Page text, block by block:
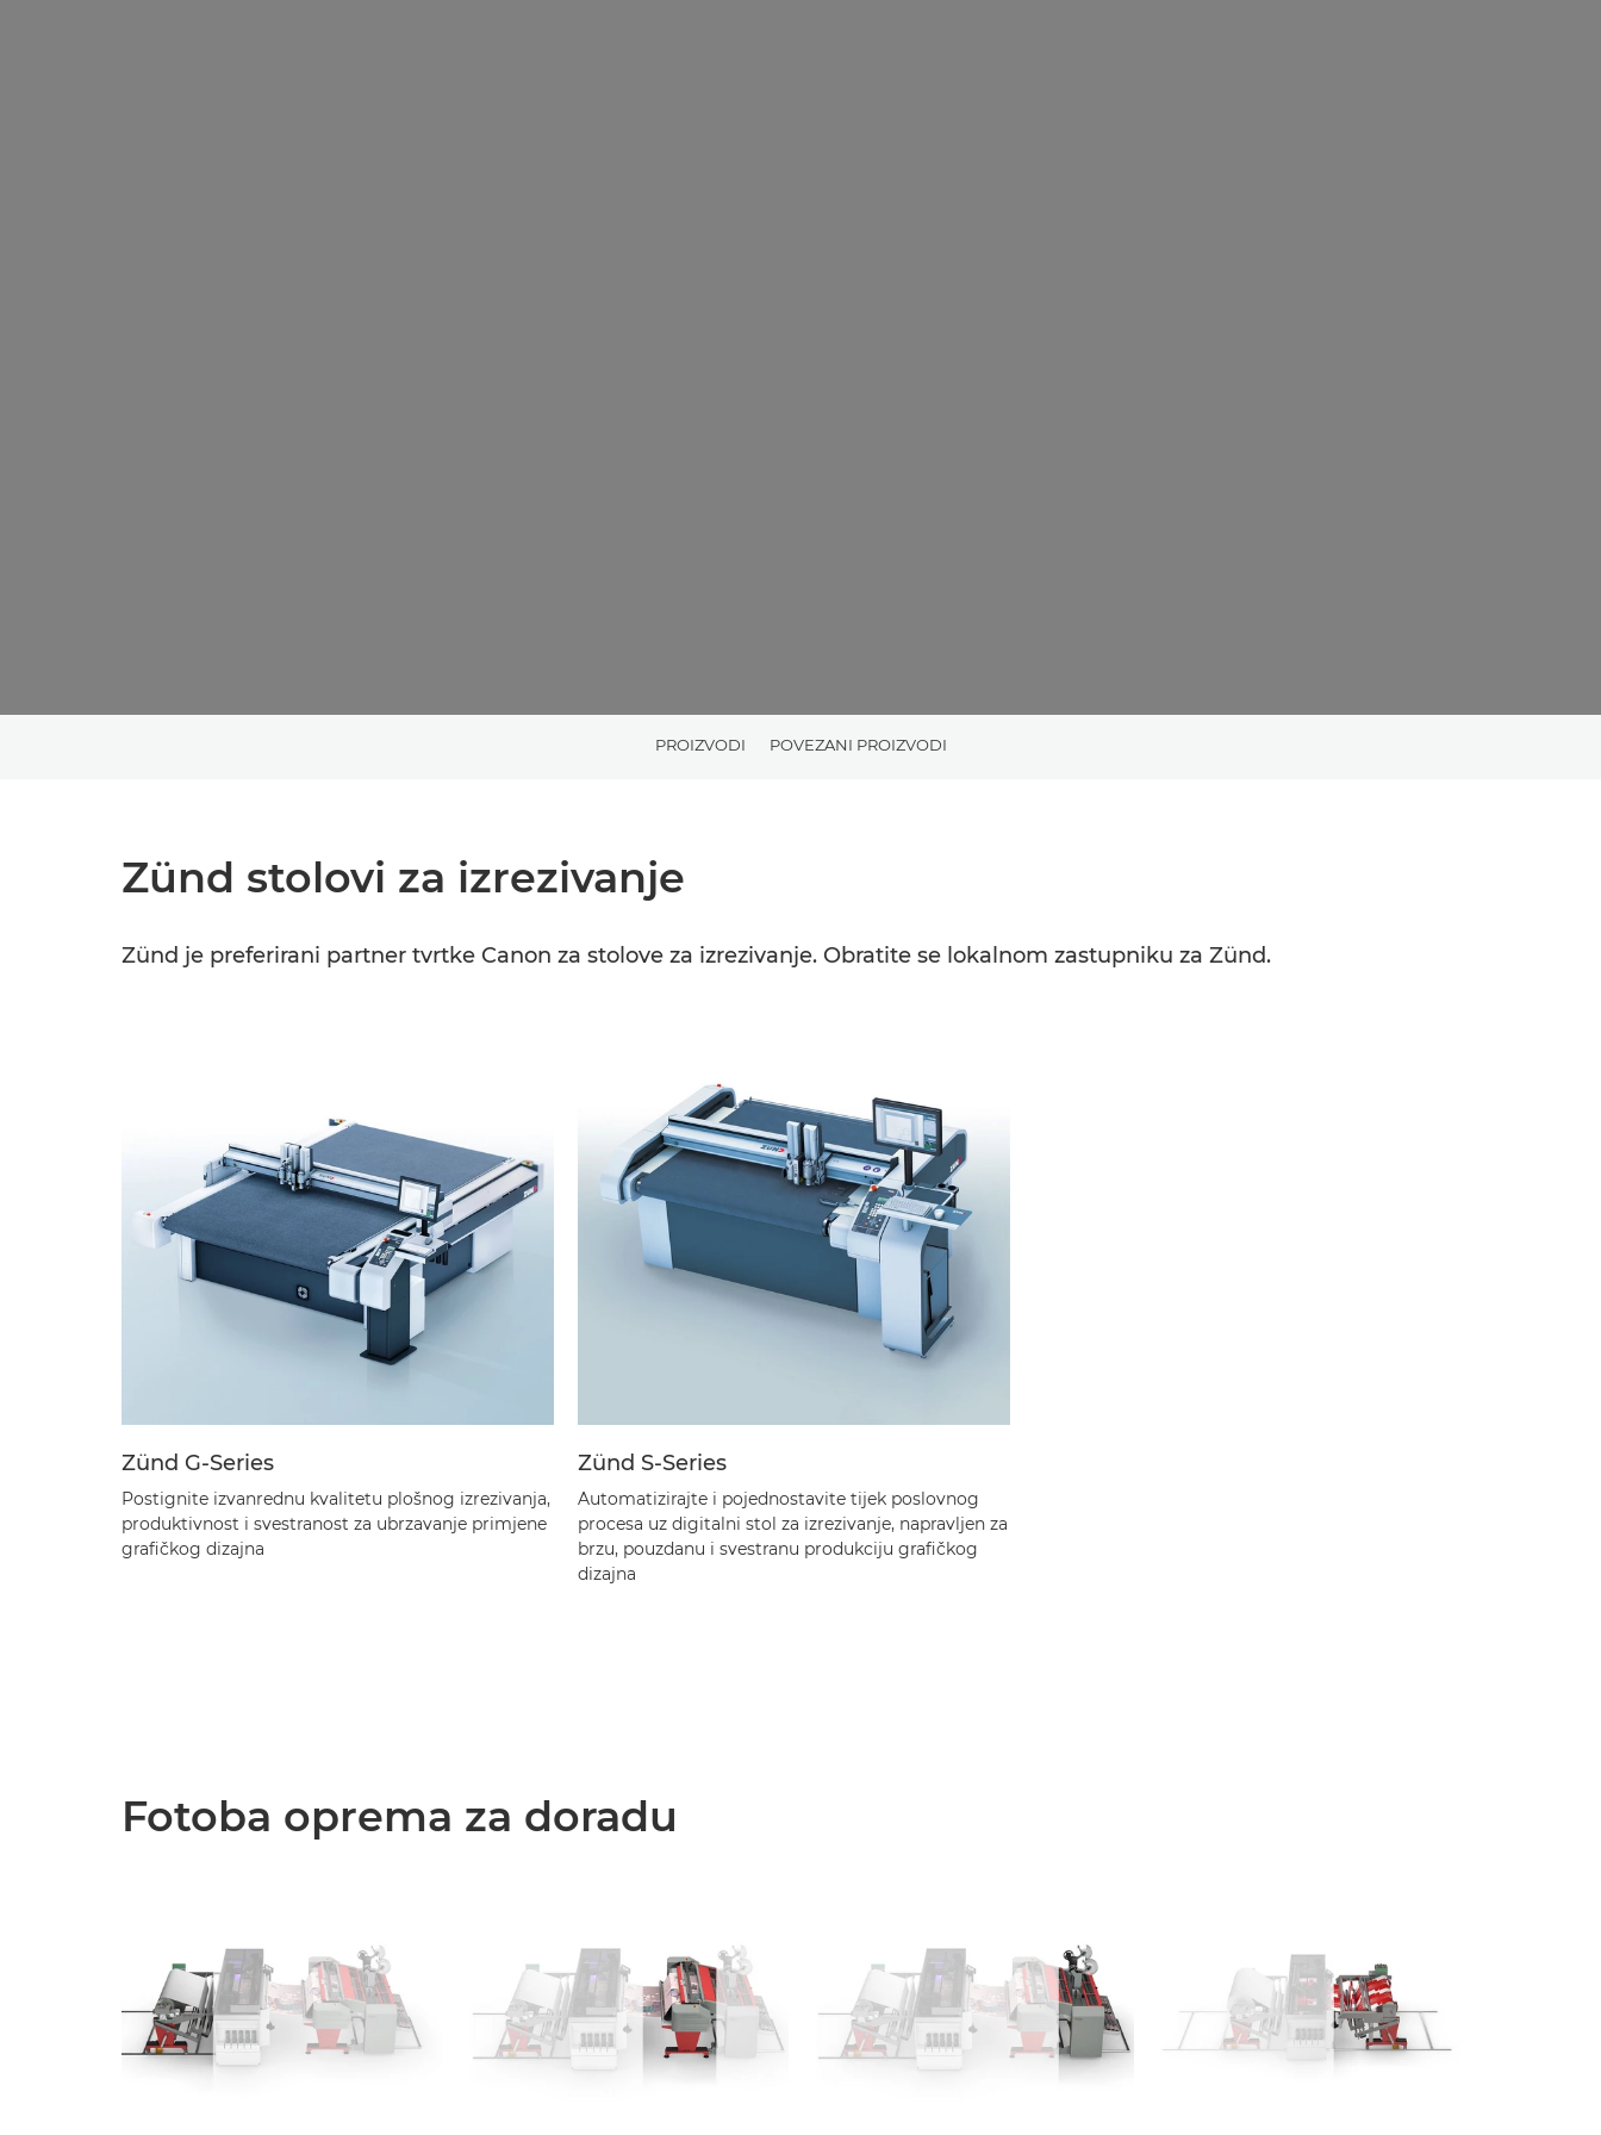
PROIZVODI POVEZANI PROIZVODI
Zünd stolovi za izrezivanje
Zünd je preferirani partner tvrtke Canon za stolove za izrezivanje. Obratite se lokalnom zastupniku za Zünd.
Zünd G-Series
Postignite izvanrednu kvalitetu plošnog izrezivanja,
produktivnost i svestranost za ubrzavanje primjene
grafičkog dizajna
Zünd S-Series
Automatizirajte i pojednostavite tijek poslovnog
procesa uz digitalni stol za izrezivanje, napravljen za
brzu, pouzdanu i svestranu produkciju grafičkog
dizajna
Fotoba oprema za doradu